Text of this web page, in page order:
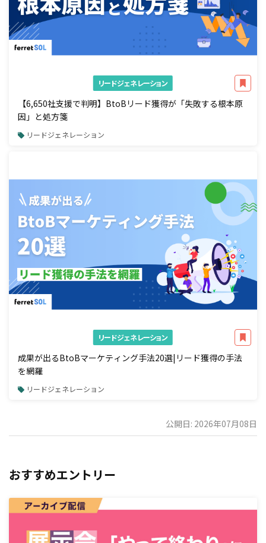
リードジェネレーション
【6,650社支援で判明】BtoBリード獲得が「失敗する根本原
因」と処方箋
リードジェネレーション
リードジェネレーション
成果が出るBtoBマーケティング手法20選|リード獲得の手法
を網羅
リードジェネレーション
公開日: 2026年07月08日
おすすめエントリー